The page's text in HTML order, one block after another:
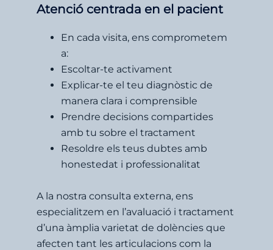
Atenció centrada en el pacient
En cada visita, ens comprometem
a:
Escoltar-te activament
Explicar-te el teu diagnòstic de
manera clara i comprensible
Prendre decisions compartides
amb tu sobre el tractament
Resoldre els teus dubtes amb
honestedat i professionalitat
A la nostra consulta externa, ens
especialitzem en l’avaluació i tractament
d’una àmplia varietat de dolències que
afecten tant les articulacions com la